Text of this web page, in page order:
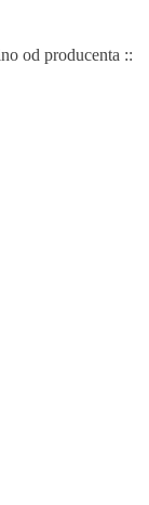
od producenta ::